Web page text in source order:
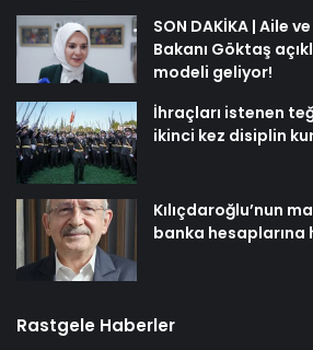
SON DAKİKA | Aile
Bakanı Göktaş
modeli geliyor!
İhraçları istenen
ikinci kez disiplin
Kılıçdaroğlu’nun
banka hesaplarına
Rastgele Haberler